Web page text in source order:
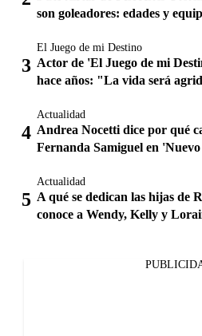
son goleadores: edades y
El Juego de mi Destino
Actor de 'El Juego de mi
hace años: "La vida será
Actualidad
Andrea Nocetti dice por qué
Fernanda Samiguel en
Actualidad
A qué se dedican las hijas de
conoce a Wendy, Kelly y